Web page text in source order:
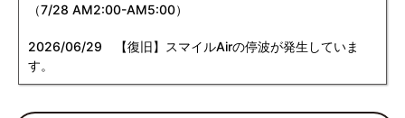
（7/28 AM2:00-AM5:00）
2026/06/29 【復旧】スマイルAirの停波が発生していま
す。